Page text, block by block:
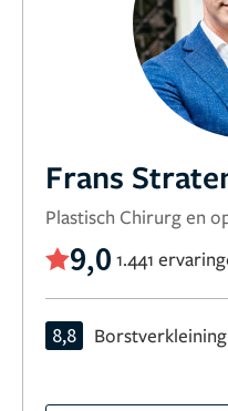
Frans
Plastisch Chirurg en
9,0 1.441
8,8